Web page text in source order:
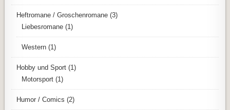
Heftromane / Groschenromane (3)
Liebesromane (1)
Western (1)
Hobby und Sport (1)
Motorsport (1)
Humor / Comics (2)